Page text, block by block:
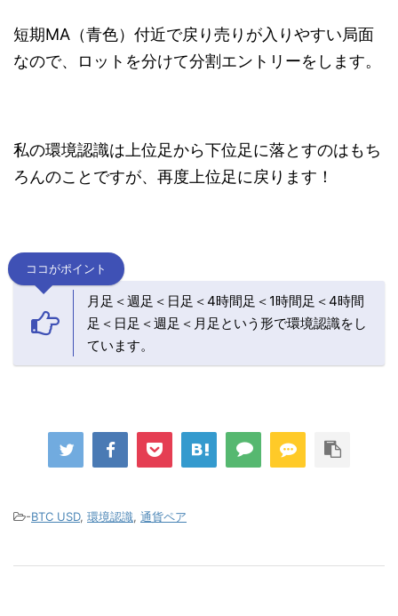
短期MA（青色）付近で戻り売りが入りやすい局面
なので、ロットを分けて分割エントリーをします。
私の環境認識は上位足から下位足に落とすのはもち
ろんのことですが、再度上位足に戻ります！
ココがポイント
月足＜週足＜日足＜4時間足＜1時間足＜4時間
足＜日足＜週足＜月足という形で環境認識をし
ています。
-BTC USD, 環境認識, 通貨ペア